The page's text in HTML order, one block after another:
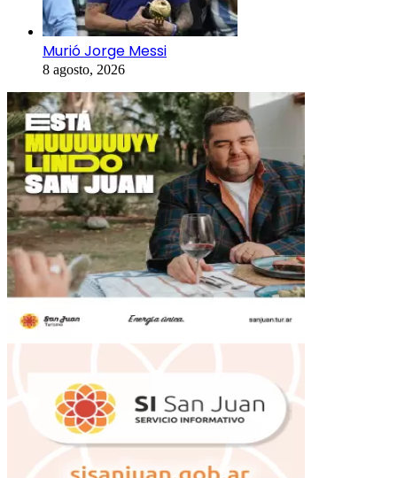
Murió Jorge Messi
8 agosto, 2026